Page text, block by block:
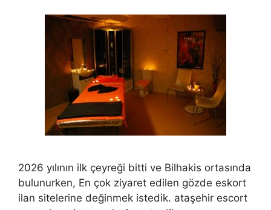
2026 yılının ilk çeyreği bitti ve Bilhakis ortasında
bulunurken, En çok ziyaret edilen gözde eskort
ilan sitelerine değinmek istedik. ataşehir escort